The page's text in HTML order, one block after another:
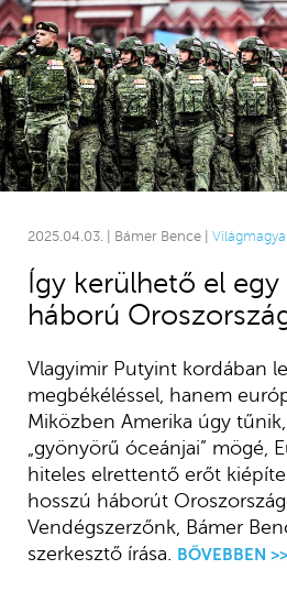
2025.04.03. | Bámer Bence |
Így kerülhető el
háború
Vlagyimir Putyint kordában
megbékéléssel, hanem
Miközben Amerika úgy
„gyönyörű óceánjai” mögé,
hiteles elrettentő erőt
hosszú háborút
Vendégszerzőnk, Bámer
szerkesztő írása. BŐVEBBEN